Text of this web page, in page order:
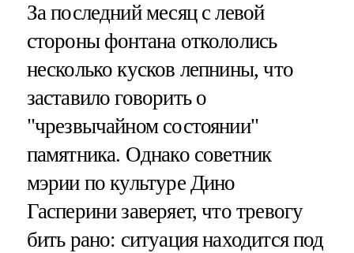
За последний месяц с левой
стороны фонтана откололись
несколько кусков лепнины, что
заставило говорить о
"чрезвычайном состоянии"
памятника. Однако советник
мэрии по культуре Дино
Гасперини заверяет, что тревогу
бить рано: ситуация находится под